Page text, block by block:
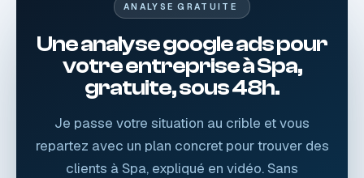
ANALYSE GRATUITE
Une analyse google ads pour
votre entreprise à Spa,
gratuite, sous 48h.
Je passe votre situation au crible et vous
repartez avec un plan concret pour trouver des
clients à Spa, expliqué en vidéo. Sans